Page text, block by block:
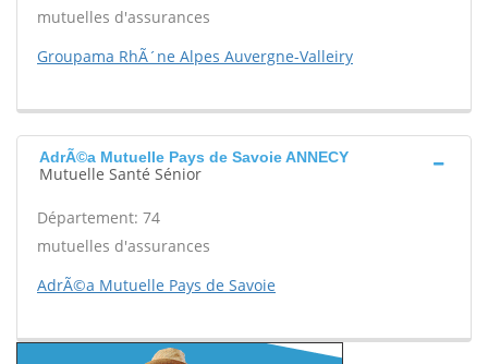
mutuelles d'assurances
Groupama RhÃ´ne Alpes Auvergne-Valleiry
AdrÃ©a Mutuelle Pays de Savoie ANNECY
Mutuelle Santé Sénior
Département: 74
mutuelles d'assurances
AdrÃ©a Mutuelle Pays de Savoie